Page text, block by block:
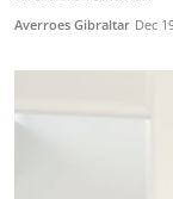
Averroes Gibraltar Dec